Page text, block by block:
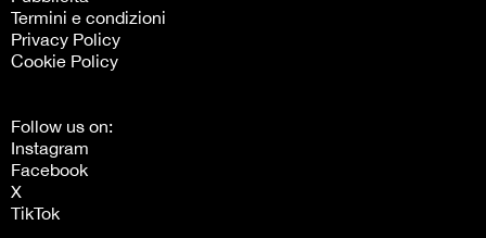
Termini e condizioni
Privacy Policy
Cookie Policy
Follow us on:
Instagram
Facebook
X
TikTok